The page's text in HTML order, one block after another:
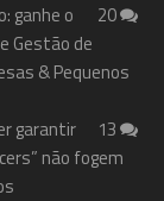
20
ganhe o
Gestão de
& Pequenos
13
garantir
não fogem